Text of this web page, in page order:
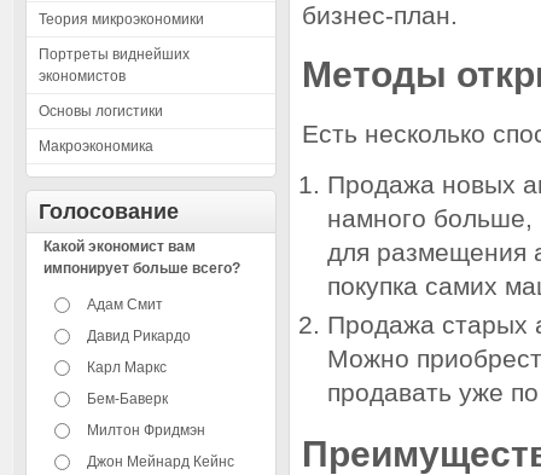
Теория микроэкономики
Портреты виднейших
экономистов
Основы логистики
Макроэкономика
Голосование
Какой экономист вам
импонирует больше всего?
Адам Смит
Давид Рикардо
Карл Маркс
Бем-Баверк
Милтон Фридмэн
Джон Мейнард Кейнс
бизнес-план.
Методы
Есть несколько
Продажа новых
намного
для размещения
покупка самих
Продажа старых
Можно
продавать уже